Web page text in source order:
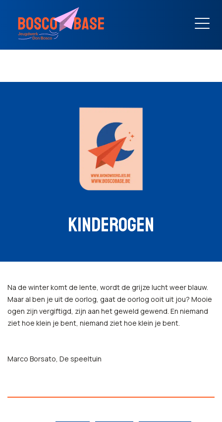
KINDEROGEN
Na de winter komt de lente, wordt de grijze lucht weer blauw.
Maar al ben je uit de oorlog, gaat de oorlog ooit uit jou? Mooie
ogen zijn vergiftigd, zijn aan het geweld gewend. En niemand
ziet hoe klein je bent, niemand ziet hoe klein je bent.
Marco Borsato, De speeltuin